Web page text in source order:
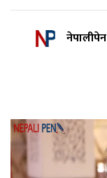
नेपालीपेन